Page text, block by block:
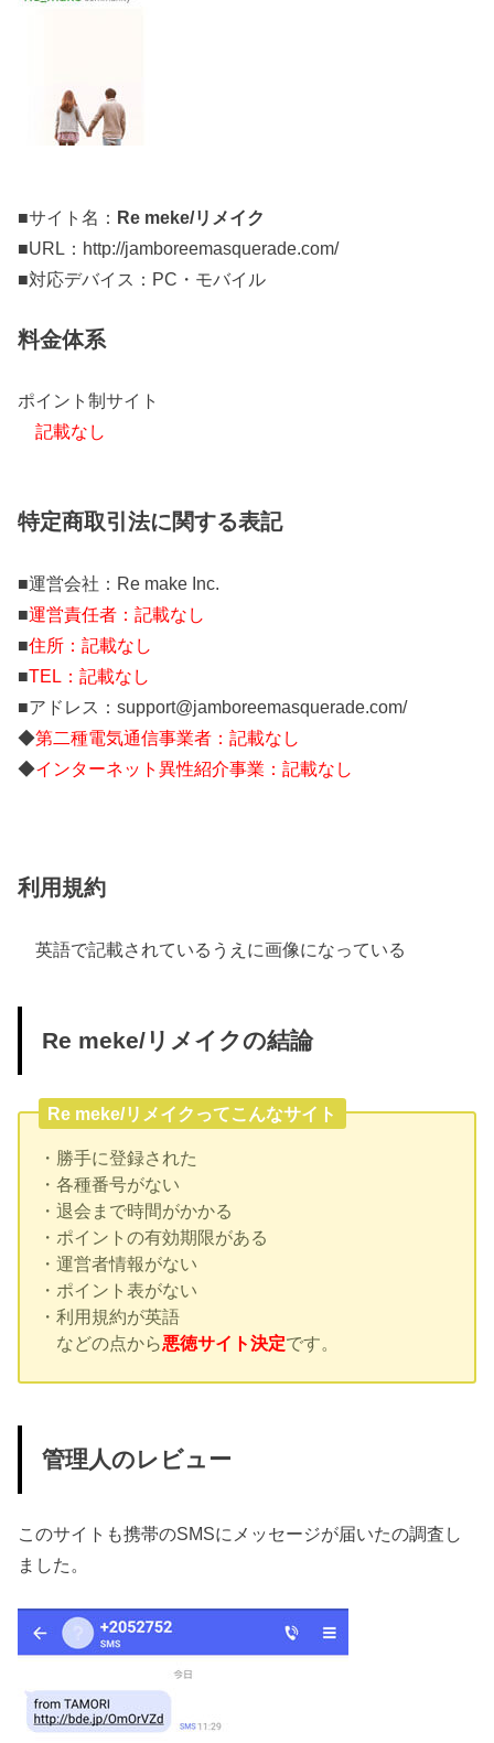
■サイト名： Re meke/リメイク
■URL：http://jamboreemasquerade.com/
■対応デバイス：PC・モバイル
料金体系
ポイント制サイト
記載なし
特定商取引法に関する表記
■運営会社：Re make Inc.
■運営責任者：記載なし
■住所：記載なし
■TEL：記載なし
■アドレス：support@jamboreemasquerade.com/
◆第二種電気通信事業者：記載なし
◆インターネット異性紹介事業：記載なし
利用規約
英語で記載されているうえに画像になっている
Re meke/リメイクの結論
Re meke/リメイクってこんなサイト
・勝手に登録された
・各種番号がない
・退会まで時間がかかる
・ポイントの有効期限がある
・運営者情報がない
・ポイント表がない
・利用規約が英語
などの点から悪徳サイト決定です。
管理人のレビュー
このサイトも携帯のSMSにメッセージが届いたの調査し
ました。